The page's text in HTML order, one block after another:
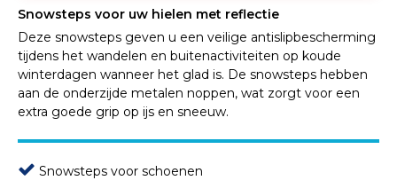
Snowsteps voor uw hielen met reflectie
Deze snowsteps geven u een veilige antislipbescherming
tijdens het wandelen en buitenactiviteiten op koude
winterdagen wanneer het glad is. De snowsteps hebben
aan de onderzijde metalen noppen, wat zorgt voor een
extra goede grip op ijs en sneeuw.
Snowsteps voor schoenen